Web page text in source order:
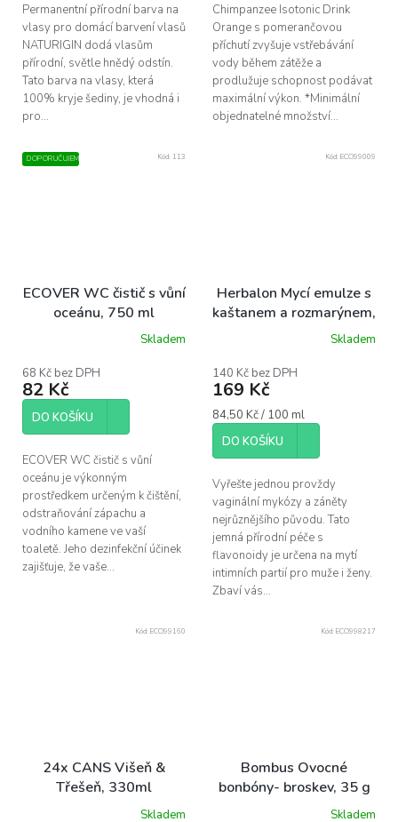
Permanentní přírodní barva na
vlasy pro domácí barvení vlasů
NATURIGIN dodá vlasům
přírodní, světle hnědý odstín.
Tato barva na vlasy, která
100% kryje šediny, je vhodná i
pro...
Chimpanzee Isotonic Drink
Orange s pomerančovou
příchutí zvyšuje vstřebávání
vody během zátěže a
prodlužuje schopnost podávat
maximální výkon. *Minimální
objednatelné množství...
DOPORUČUJEME
ECOVER WC čistič s vůní
oceánu, 750 ml
produktu
je
5,0
5
Skladem
68 Kč bez DPH
82 Kč
DO KOŠÍKU
ECOVER WC čistič s vůní
oceánu je výkonným
prostředkem určeným k čištění,
odstraňování zápachu a
vodního kamene ve vaší
toaletě. Jeho dezinfekční účinek
zajišťuje, že vaše...
Kód: 113
Herbalon Mycí emulze s
kaštanem a rozmarýnem,
Skladem
140 Kč bez DPH
169 Kč
Měrná
cena:
84,50 Kč / 100 ml
DO KOŠÍKU
Vyřešte jednou provždy
vaginální mykózy a záněty
nejrůznějšího původu. Tato
jemná přírodní péče s
flavonoidy je určena na mytí
intimních partií pro muže i ženy.
Zbaví vás...
Kód: ECO99009
24x CANS Višeň &
Třešeň, 330ml
Skladem
Kód: ECO99160
Bombus Ovocné
bonbóny- broskev, 35 g
Skladem
Kód: ECO998217